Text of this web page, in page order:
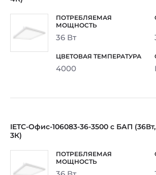
36 Вт
4000
IETC-Офис-106083-36-3500 с БАП
3К)